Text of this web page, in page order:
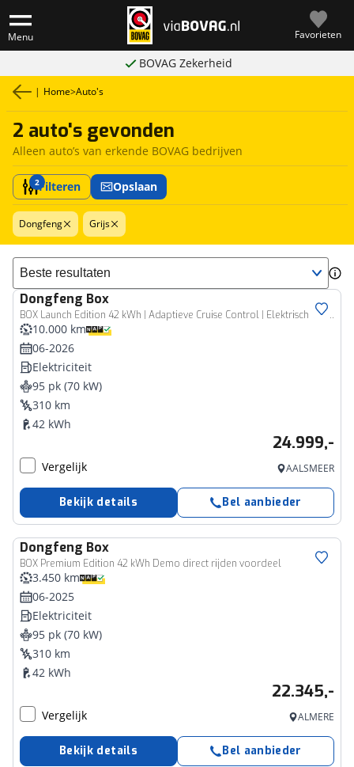
Menu Favorieten
BOVAG Zekerheid
| Home>Auto's
2 auto's gevonden
Alleen auto’s van erkende BOVAG bedrijven
2Filteren Opslaan
Dongfeng Grijs
Sorteer resultaten
Dongfeng Box
BOX Launch Edition 42 kWh | Adaptieve Cruise Control | Elektrisch Verstelbare Bestuurdersstoel + Geheugen | Stoelverwarming Bestuurder | Stoelventilatie Bestuurder | Apple Carplay | Android Auto | Sfeerverlichting | Elektrisch Inklapbare Buitenspiegels
10.000 km
06-2026
Elektriciteit
95 pk (70 kW)
310 km
42 kWh
24.999,-
Vergelijk AALSMEER
Bekijk details Bel aanbieder
Dongfeng Box
BOX Premium Edition 42 kWh Demo direct rijden voordeel
3.450 km
06-2025
Elektriciteit
95 pk (70 kW)
310 km
42 kWh
22.345,-
Vergelijk ALMERE
Bekijk details Bel aanbieder